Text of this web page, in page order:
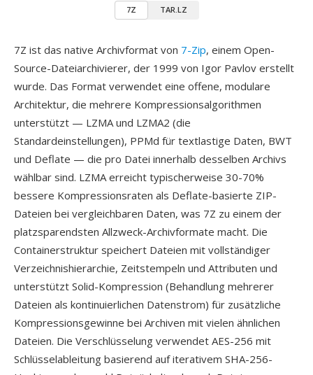
7Z TAR.LZ
7Z ist das native Archivformat von 7-Zip, einem Open-
Source-Dateiarchivierer, der 1999 von Igor Pavlov erstellt
wurde. Das Format verwendet eine offene, modulare
Architektur, die mehrere Kompressionsalgorithmen
unterstützt — LZMA und LZMA2 (die
Standardeinstellungen), PPMd für textlastige Daten, BWT
und Deflate — die pro Datei innerhalb desselben Archivs
wählbar sind. LZMA erreicht typischerweise 30-70%
bessere Kompressionsraten als Deflate-basierte ZIP-
Dateien bei vergleichbaren Daten, was 7Z zu einem der
platzsparendsten Allzweck-Archivformate macht. Die
Containerstruktur speichert Dateien mit vollständiger
Verzeichnishierarchie, Zeitstempeln und Attributen und
unterstützt Solid-Kompression (Behandlung mehrerer
Dateien als kontinuierlichen Datenstrom) für zusätzliche
Kompressionsgewinne bei Archiven mit vielen ähnlichen
Dateien. Die Verschlüsselung verwendet AES-256 mit
Schlüsselableitung basierend auf iterativem SHA-256-